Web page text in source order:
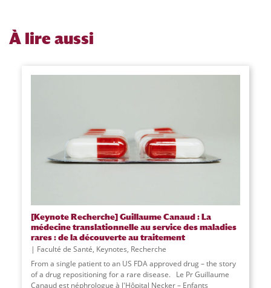
À lire aussi
[Keynote Recherche] Guillaume Canaud : La
médecine translationnelle au service des maladies
rares : de la découverte au traitement
Faculté de Santé, Keynotes, Recherche
From a single patient to an US FDA approved drug – the story
of a drug repositioning for a rare disease. Le Pr Guillaume
Canaud est néphrologue à l'Hôpital Necker – Enfants